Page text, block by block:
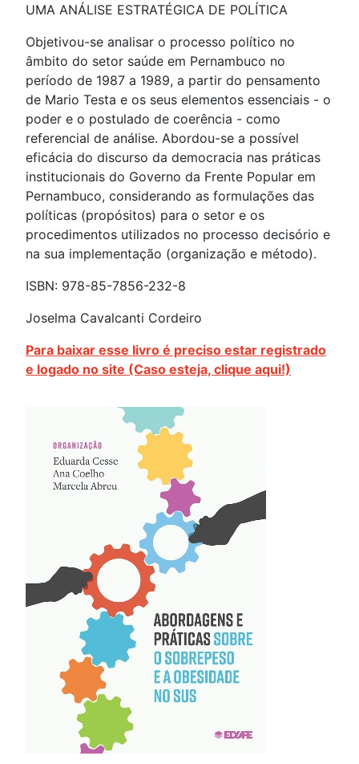
UMA ANÁLISE ESTRATÉGICA DE POLÍTICA
Objetivou-se analisar o processo político no
âmbito do setor saúde em Pernambuco no
período de 1987 a 1989, a partir do pensamento
de Mario Testa e os seus elementos essenciais - o
poder e o postulado de coerência - como
referencial de análise. Abordou-se a possível
eficácia do discurso da democracia nas práticas
institucionais do Governo da Frente Popular em
Pernambuco, considerando as formulações das
políticas (propósitos) para o setor e os
procedimentos utilizados no processo decisório e
na sua implementação (organização e método).
ISBN: 978-85-7856-232-8
Joselma Cavalcanti Cordeiro
Para baixar esse livro é preciso estar registrado
e logado no site (Caso esteja, clique aqui!)